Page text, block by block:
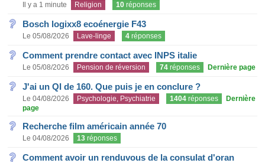
Il y a 1 minute Religion 10 réponses
Bosch logixx8 ecoénergie F43
Le 05/08/2026 Lave-linge 4 réponses
Comment prendre contact avec INPS italie
Le 05/08/2026 Pension de réversion 74 réponses Dernière page
J'ai un QI de 160. Que puis je en conclure ?
Le 04/08/2026 Psychologie, Psychiatrie 1404 réponses
Dernière
page
Recherche film américain année 70
Le 04/08/2026 13 réponses
Comment avoir un renduvous de la consulat d'oran